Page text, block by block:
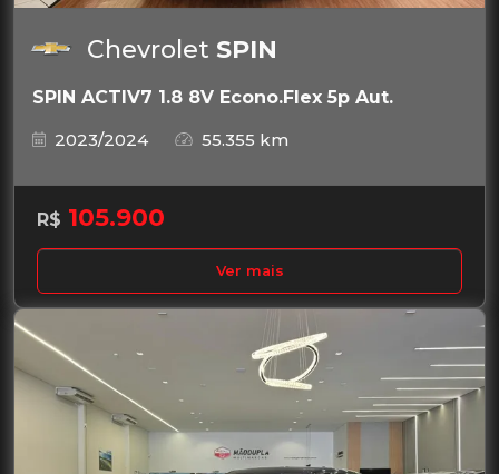
Chevrolet SPIN
SPIN ACTIV7 1.8 8V Econo.Flex 5p Aut.
2023/2024
55.355 km
R$ 105.900
Ver mais